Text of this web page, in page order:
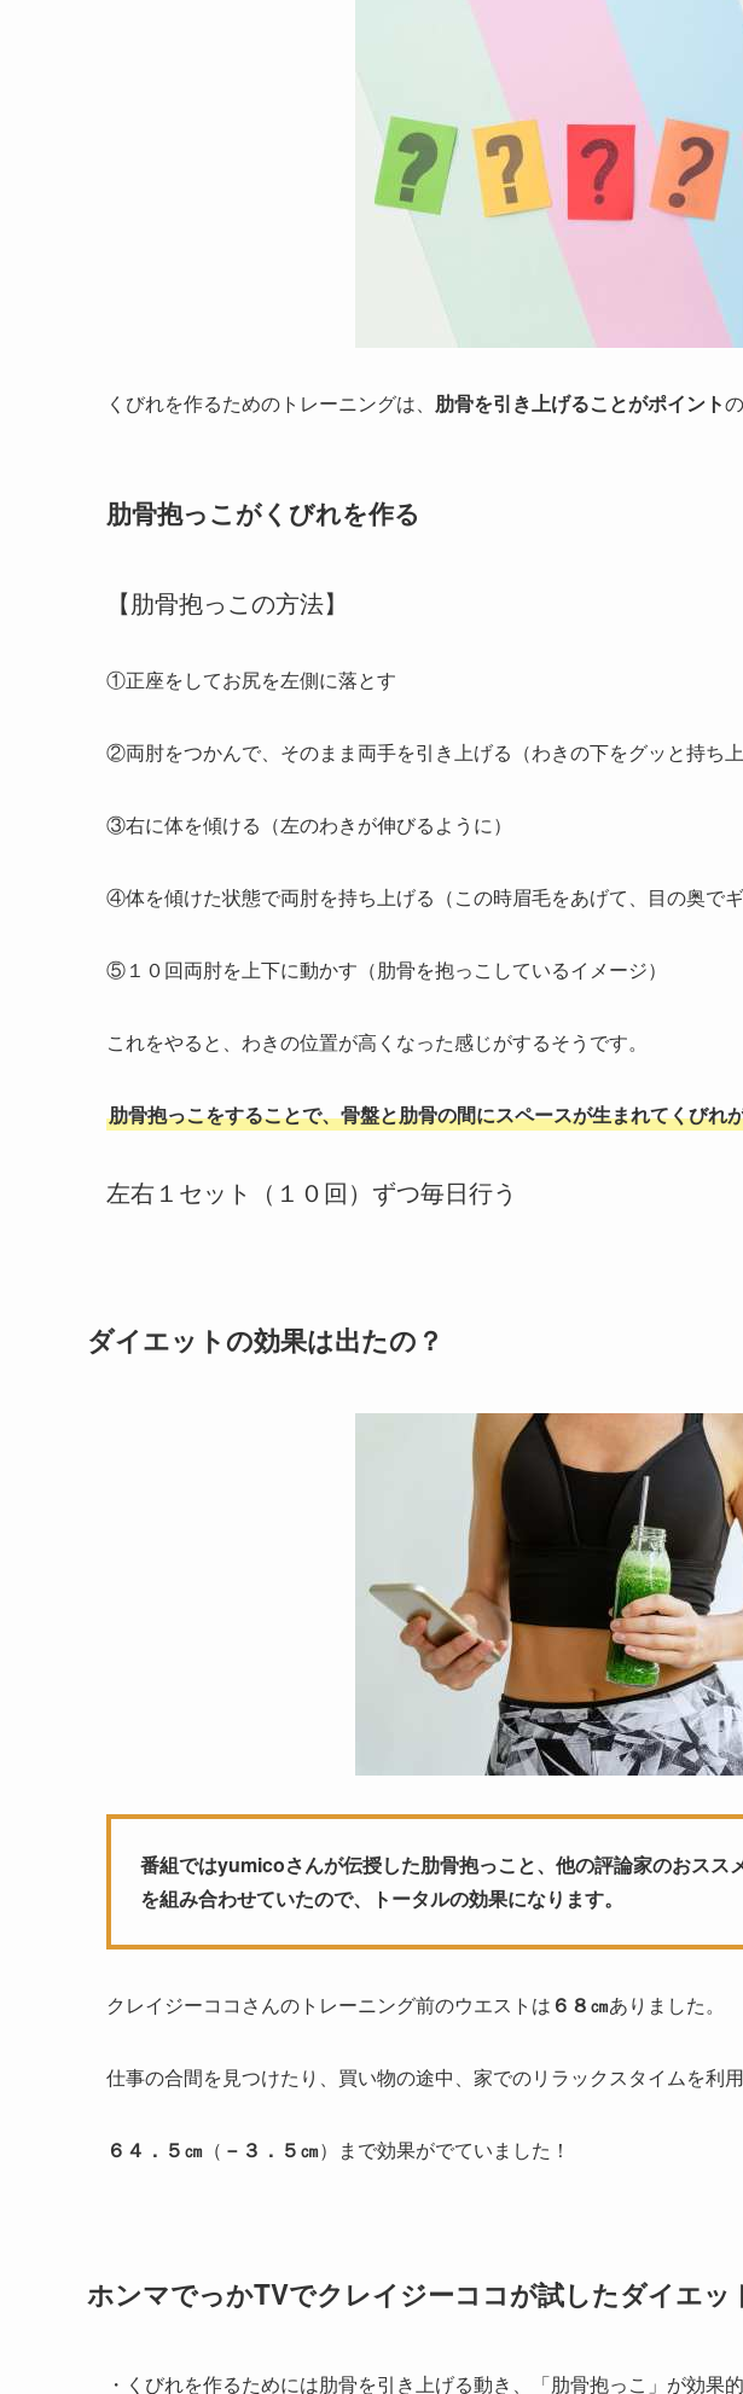
くびれを作るためのトレーニングは、 肋骨を引き上げることがポイント
肋骨抱っこがくびれを作る
【肋骨抱っこの方法】
①正座をしてお尻を左側に落とす
②両肘をつかんで、そのまま両手を引き上げる（わきの下をグッと持ち上
③右に体を傾ける（左のわきが伸びるように）
④体を傾けた状態で両肘を持ち上げる（この時眉毛をあげて、目の奥で
⑤１０回両肘を上下に動かす（肋骨を抱っこしているイメージ）
これをやると、わきの位置が高くなった感じがするそうです。
肋骨抱っこをすることで、骨盤と肋骨の間にスペースが生まれてくびれ
左右１セット（１０回）ずつ毎日行う
ダイエットの効果は出たの？
番組ではyumicoさんが伝授した肋骨抱っこと、他の評論家のおスス
を組み合わせていたので、トータルの効果になります。
クレイジーココさんのトレーニング前のウエストは ６８㎝ありました。
仕事の合間を見つけたり、買い物の途中、家でのリラックスタイムを利
６４．５㎝ （ －３．５㎝）まで効果がでていました！
ホンマでっかTVでクレイジーココが試したダイエッ
・くびれを作るためには肋骨を引き上げる動き、「肋骨抱っこ」が効果的